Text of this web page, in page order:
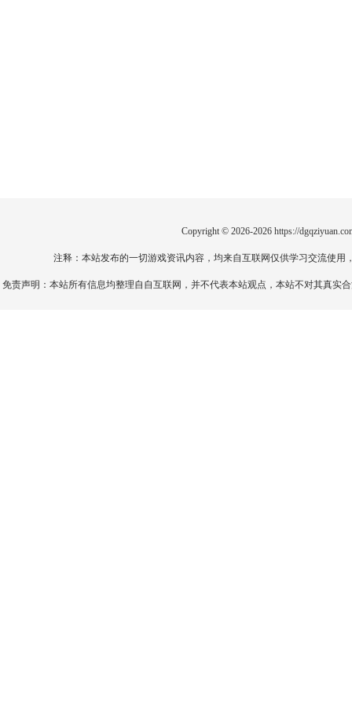
Copyright © 2026-2026 https://
注释：本站发布的一切游戏资讯内容，均来自互联网仅供学习交流使
免责声明：本站所有信息均整理自自互联网，并不代表本站观点，本站不对其真实